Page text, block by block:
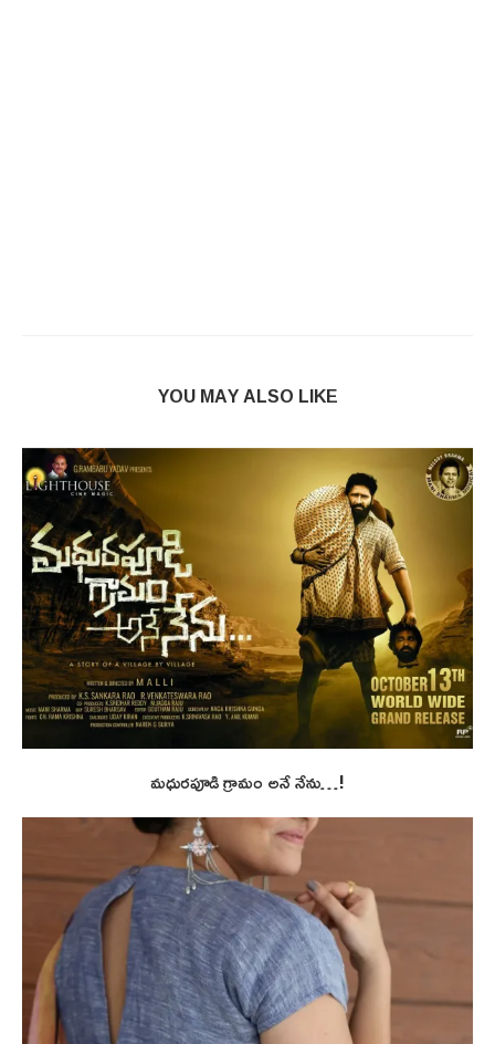
YOU MAY ALSO LIKE
మధురపూడి గ్రామం అనే నేను…!